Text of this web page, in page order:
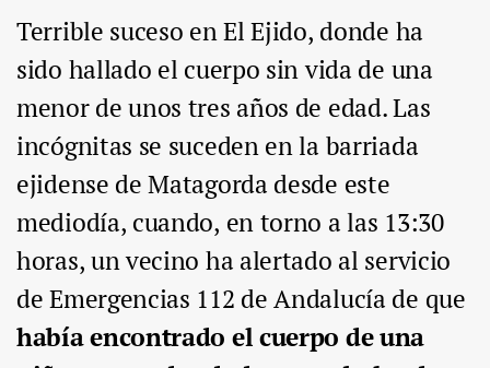
Terrible suceso en El Ejido, donde ha
sido hallado el cuerpo sin vida de una
menor de unos tres años de edad. Las
incógnitas se suceden en la barriada
ejidense de Matagorda desde este
mediodía, cuando, en torno a las 13:30
horas, un vecino ha alertado al servicio
de Emergencias 112 de Andalucía de que
había encontrado el cuerpo de una